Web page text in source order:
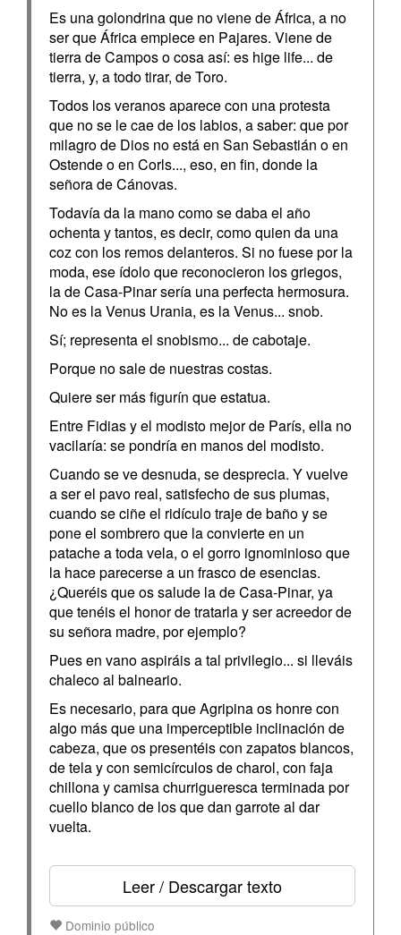
Es una golondrina que no viene de África, a no
ser que África empiece en Pajares. Viene de
tierra de Campos o cosa así: es hige life... de
tierra, y, a todo tirar, de Toro.
Todos los veranos aparece con una protesta
que no se le cae de los labios, a saber: que por
milagro de Dios no está en San Sebastián o en
Ostende o en Corls..., eso, en fin, donde la
señora de Cánovas.
Todavía da la mano como se daba el año
ochenta y tantos, es decir, como quien da una
coz con los remos delanteros. Si no fuese por la
moda, ese ídolo que reconocieron los griegos,
la de Casa-Pinar sería una perfecta hermosura.
No es la Venus Urania, es la Venus... snob.
Sí; representa el snobismo... de cabotaje.
Porque no sale de nuestras costas.
Quiere ser más figurín que estatua.
Entre Fidias y el modisto mejor de París, ella no
vacilaría: se pondría en manos del modisto.
Cuando se ve desnuda, se desprecia. Y vuelve
a ser el pavo real, satisfecho de sus plumas,
cuando se ciñe el ridículo traje de baño y se
pone el sombrero que la convierte en un
patache a toda vela, o el gorro ignominioso que
la hace parecerse a un frasco de esencias.
¿Queréis que os salude la de Casa-Pinar, ya
que tenéis el honor de tratarla y ser acreedor de
su señora madre, por ejemplo?
Pues en vano aspiráis a tal privilegio... si lleváis
chaleco al balneario.
Es necesario, para que Agripina os honre con
algo más que una imperceptible inclinación de
cabeza, que os presentéis con zapatos blancos,
de tela y con semicírculos de charol, con faja
chillona y camisa churrigueresca terminada por
cuello blanco de los que dan garrote al dar
vuelta.
Leer / Descargar texto
Dominio público